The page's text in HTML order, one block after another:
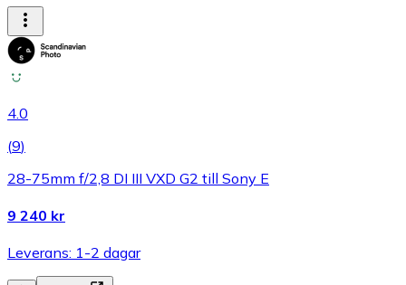
4.0
(9)
28-75mm f/2,8 DI III VXD G2 till Sony E
9 240 kr
Leverans: 1-2 dagar